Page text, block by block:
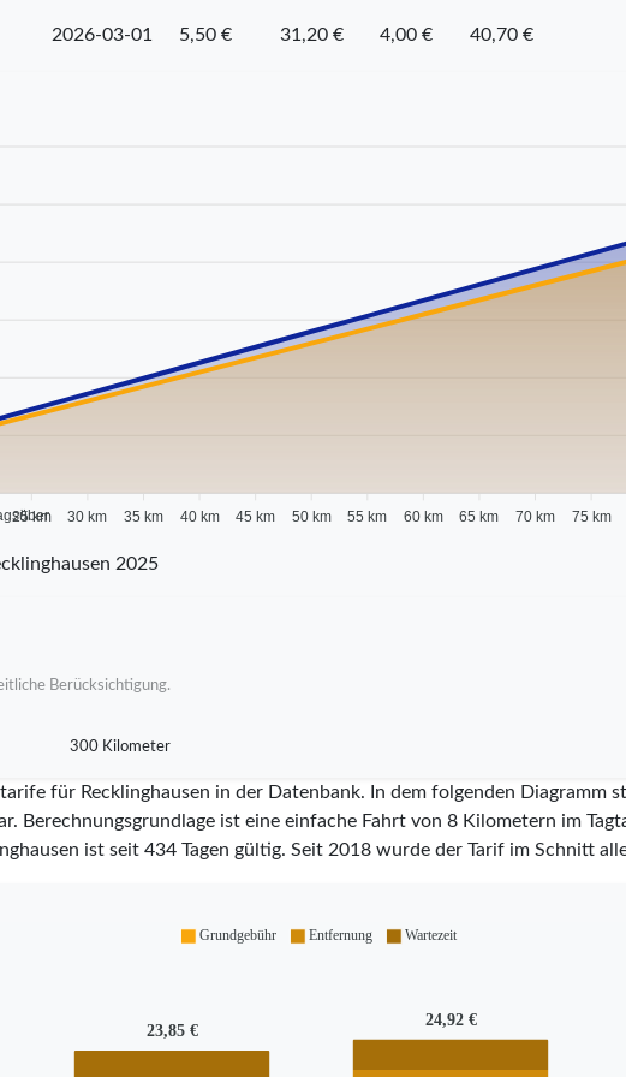
2026-03-01 5,50 € 31,20 € 4,00 € 40,70 €
25 km 30 km 35 km 40 km 45 km 50 km 55 km 60 km 65 km 70 km 75 km
2025
Berücksichtigung.
300 Kilometer
für Recklinghausen in der Datenbank. In dem folgenden Diagramm
Berechnungsgrundlage ist eine einfache Fahrt von 8 Kilometern im
ist seit 434Tagen gültig. Seit 2018wurde der Tarif im Schnitt
23,85 €
24,92 €
Grundgebühr Entfernung Wartezeit